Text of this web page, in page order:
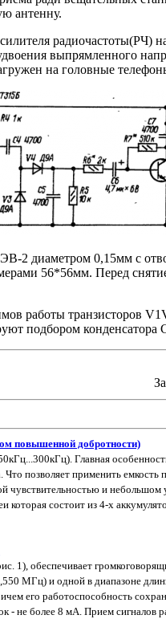
антенну.
радиочастоты(РЧ)
выпрямленного
на головные
2 диаметром 0,15мм с
56*56мм. Перед
работы транзисторов
подбором конденсатора
повышенной добротности)
Главная
позволяет применить емкость
чувствительностью и небольшом
которая состоит из 4-х
1), обеспечивает
МГц) и одной в диапазоне
его работоспособность
не более 8 мА. Прием сигналов